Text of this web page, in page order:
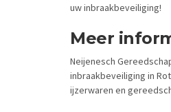
uw inbraakbeveiliging!
Meer
Neijenesch
inbraakbeveiliging in
ijzerwaren en